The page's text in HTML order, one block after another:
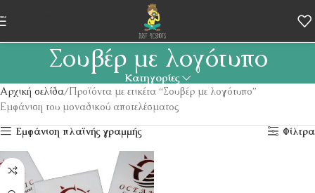
Skip to navigation
Skip to main content
Σουβέρ με λογότυπο
Κατηγορίες
Αρχική σελίδα Προϊόντα με ετικέτα “Σουβέρ με λογότυπο”
Εμφάνιση του μοναδικού αποτελέσματος
Εμφάνιση πλαϊνής γραμμής
Φίλτρα